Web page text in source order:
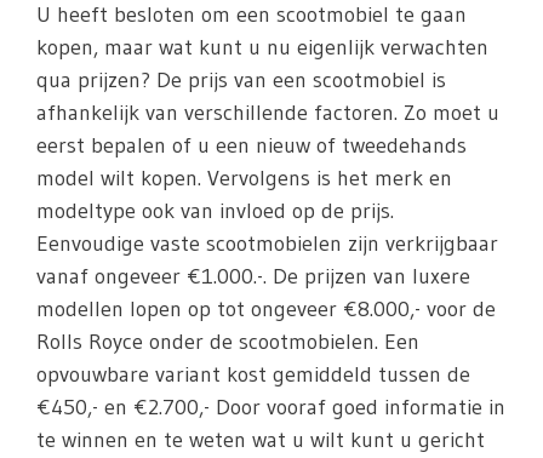
U heeft besloten om een scootmobiel te gaan
kopen, maar wat kunt u nu eigenlijk verwachten
qua prijzen? De prijs van een scootmobiel is
afhankelijk van verschillende factoren. Zo moet u
eerst bepalen of u een nieuw of tweedehands
model wilt kopen. Vervolgens is het merk en
modeltype ook van invloed op de prijs.
Eenvoudige vaste scootmobielen zijn verkrijgbaar
vanaf ongeveer €1.000.-. De prijzen van luxere
modellen lopen op tot ongeveer €8.000,- voor de
Rolls Royce onder de scootmobielen. Een
opvouwbare variant kost gemiddeld tussen de
€450,- en €2.700,- Door vooraf goed informatie in
te winnen en te weten wat u wilt kunt u gericht